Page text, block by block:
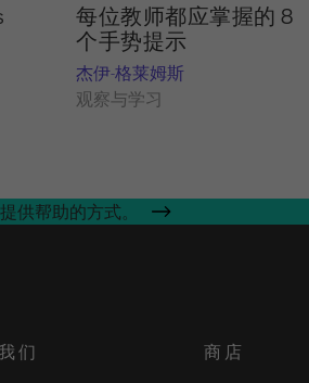
每位教师都应掌握的 8
个手势提示
杰伊-格莱姆斯
观察与学习
供帮助的方式。
们 商店